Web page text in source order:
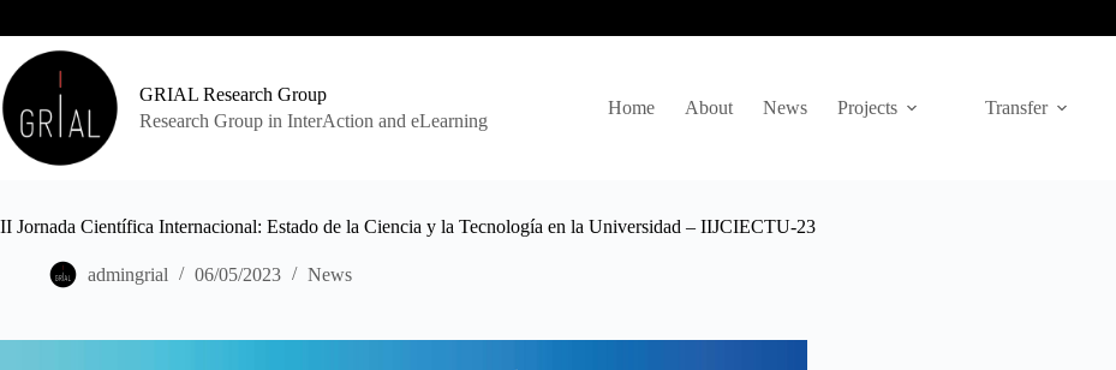
content
GRIAL Research Group
Research Group in InterAction and eLearning
Home About News Projects Transfer
II Jornada Científica Internacional: Estado de la Ciencia y la Tecnología en la Universidad – IIJCIECTU-23
admingrial 06/05/2023 News